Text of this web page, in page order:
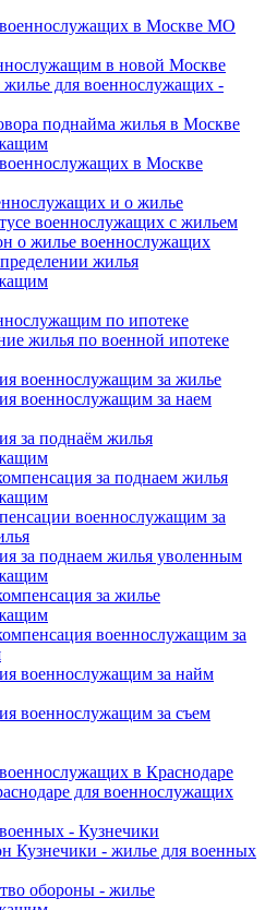
в Москве МО
в новой Москве
для военнослужащих -
поднайма жилья в Москве
в Москве
и о жилье
военнослужащих с жильем
о жилье военнослужащих
жилья
по ипотеке
жилья по военной ипотеке
военнослужащим за жилье
военнослужащим за наем
за поднаём жилья
за поднаем жилья
военнослужащим за
за поднаем жилья уволенным
за жилье
военнослужащим за
военнослужащим за найм
военнослужащим за съем
в Краснодаре
для военнослужащих
- Кузнечики
Кузнечики - жилье для военных
обороны - жилье